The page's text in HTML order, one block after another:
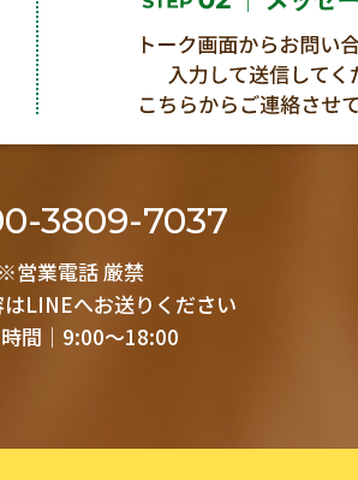
3809-7037
※営業電話 厳禁
LINEへお送りください
間│9:00～18:00